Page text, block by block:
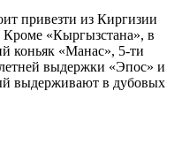
привезти из Киргизии
Кроме «Кыргызстана», в
коньяк «Манас», 5-ти
выдержки «Эпос» и
выдерживают в дубовых